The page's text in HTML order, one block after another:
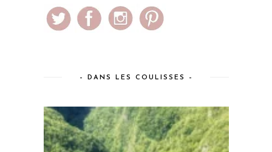
– DANS LES COULISSES –